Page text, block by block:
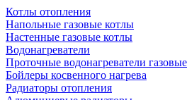
Котлы отопления
Напольные газовые котлы
Настенные газовые котлы
Водонагреватели
Проточные водонагреватели
Бойлеры косвенного нагрева
Радиаторы отопления